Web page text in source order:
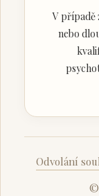
V případě
nebo
Odvolání
©